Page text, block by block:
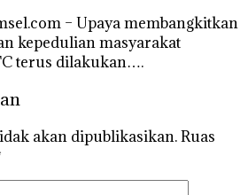
– Upaya membangkitkan
kepedulian masyarakat
terus dilakukan….
akan dipublikasikan.Ruas